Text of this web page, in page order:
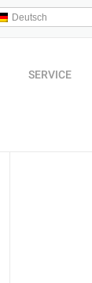
Deutsch
SERVICE